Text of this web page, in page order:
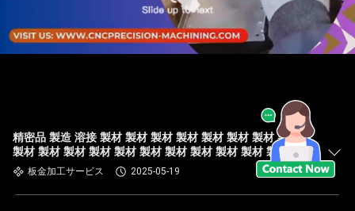
精密品 製造 溶接 製材 製材 製材 製材 製材 製材 製材 製材
製材 製材 製材 製材 製材 製材 製材 製材 製材 製材 製材 製
材 製材 製材 製材 製材 製材 製材 製材 製材 製材 製材 製材
製材 製材 製材 製材 製材 製材 製材 製材 製材 製材 製材 製
材 製材 製材 製材 製材 製材 製材 製材 製材 製材 製材 製材
板金加工サービス 2025-05-19